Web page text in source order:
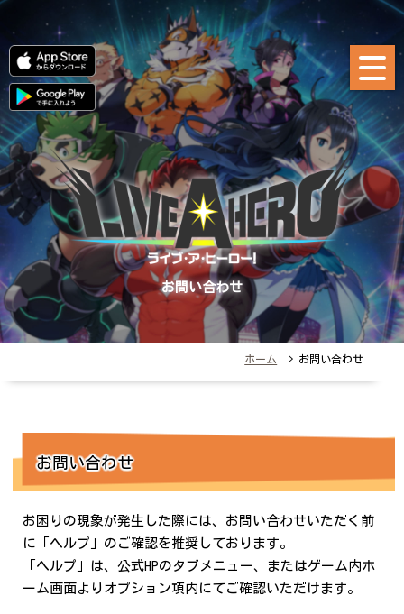
お問い合わせ
ホーム > お問い合わせ
お問い合わせ
お困りの現象が発生した際には、お問い合わせいただく前
に「ヘルプ」のご確認を推奨しております。
「ヘルプ」は、公式HPのタブメニュー、またはゲーム内ホ
ーム画面よりオプション項内にてご確認いただけます。